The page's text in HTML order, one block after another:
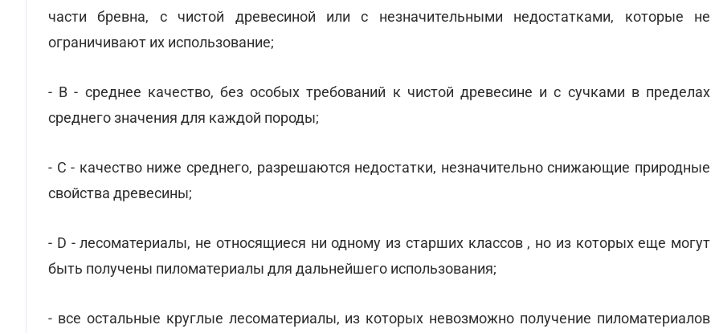
части бревна, с чистой древесиной или с незначительными недостатками, которые не
ограничивают их использование;
- В - среднее качество, без особых требований к чистой древесине и с сучками в пределах
среднего значения для каждой породы;
- С - качество ниже среднего, разрешаются недостатки, незначительно снижающие природные
свойства древесины;
- D - лесоматериалы, не относящиеся ни одному из старших классов , но из которых еще могут
быть получены пиломатериалы для дальнейшего использования;
- все остальные круглые лесоматериалы, из которых невозможно получение пиломатериалов